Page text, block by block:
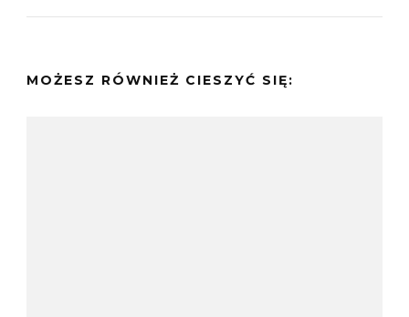
MOŻESZ RÓWNIEŻ CIESZYĆ SIĘ: